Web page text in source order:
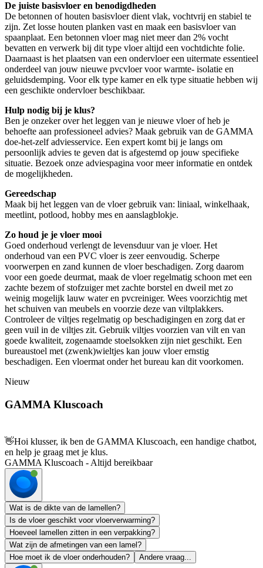
De juiste basisvloer en benodigdheden
De betonnen of houten basisvloer dient vlak, vochtvrij en stabiel te
zijn. Zet losse houten planken vast en maak een basisvloer van
spaanplaat. Een betonnen vloer mag niet meer dan 2% vocht
bevatten en verwerk bij dit type vloer altijd een vochtdichte folie.
Daarnaast is het plaatsen van een ondervloer een uitermate essentieel
onderdeel van jouw nieuwe pvcvloer voor warmte- isolatie en
geluidsdemping. Voor elk type kamer en elk type situatie hebben wij
een geschikte ondervloer beschikbaar.
Hulp nodig bij je klus?
Ben je onzeker over het leggen van je nieuwe vloer of heb je
behoefte aan professioneel advies? Maak gebruik van de GAMMA
doe-het-zelf adviesservice. Een expert komt bij je langs om
persoonlijk advies te geven dat is afgestemd op jouw specifieke
situatie. Bezoek onze adviespagina voor meer informatie en ontdek
de mogelijkheden.
Gereedschap
Maak bij het leggen van de vloer gebruik van: liniaal, winkelhaak,
meetlint, potlood, hobby mes en aanslagblokje.
Zo houd je je vloer mooi
Goed onderhoud verlengt de levensduur van je vloer. Het
onderhoud van een PVC vloer is zeer eenvoudig. Scherpe
voorwerpen en zand kunnen de vloer beschadigen. Zorg daarom
voor een goede deurmat, maak de vloer regelmatig schoon met een
zachte bezem of stofzuiger met zachte borstel en dweil met zo
weinig mogelijk lauw water en pvcreiniger. Wees voorzichtig met
het schuiven van meubels en voorzie deze van viltplakkers.
Controleer de viltjes regelmatig op beschadigingen en zorg dat er
geen vuil in de viltjes zit. Gebruik viltjes voorzien van vilt en van
goede kwaliteit, zogenaamde stoelsokken zijn niet geschikt. Een
bureaustoel met (zwenk)wieltjes kan jouw vloer ernstig
beschadigen. Een vloermat onder het bureau kan dit voorkomen.
Nieuw
GAMMA Kluscoach
👋Hoi klusser, ik ben de GAMMA Kluscoach, een handige chatbot,
en help je graag met je klus.
GAMMA Kluscoach - Altijd bereikbaar
Wat is de dikte van de lamellen?
Is de vloer geschikt voor vloerverwarming?
Hoeveel lamellen zitten in een verpakking?
Wat zijn de afmetingen van een lamel?
Hoe moet ik de vloer onderhouden?
Andere vraag...